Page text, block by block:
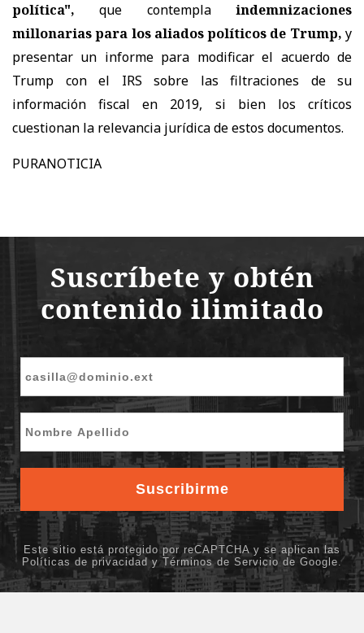
política", que contempla indemnizaciones
millonarias para los aliados políticos de Trump, y
presentar un informe para modificar el acuerdo de
Trump con el IRS sobre las filtraciones de su
información fiscal en 2019, si bien los críticos
cuestionan la relevancia jurídica de estos documentos.
PURANOTICIA